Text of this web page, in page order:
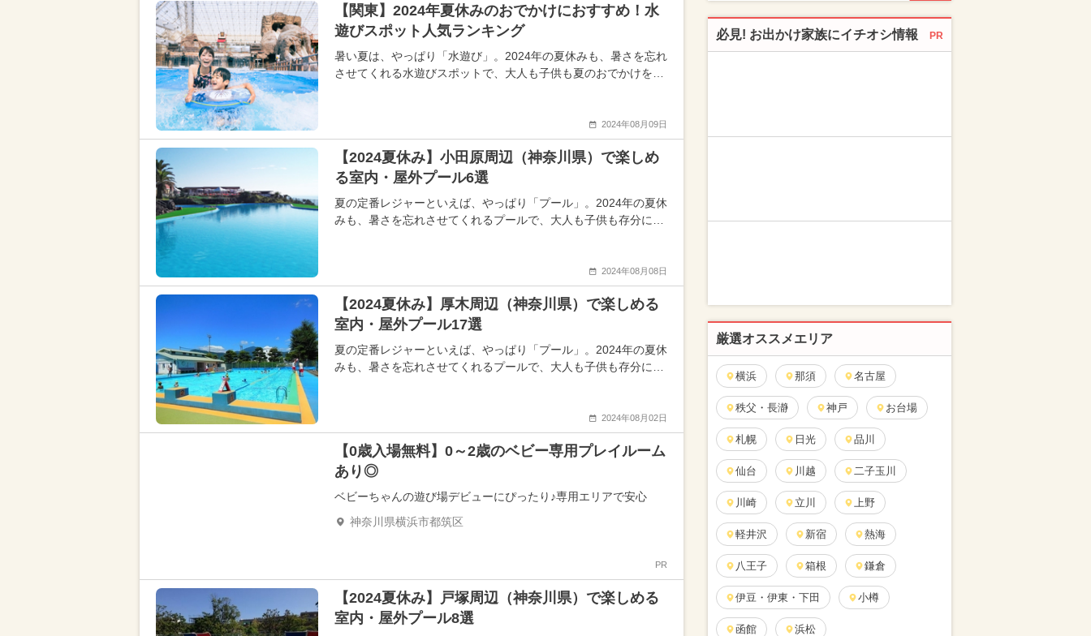
【関東】2024年夏休みのおでかけにおすすめ！水
遊びスポット人気ランキング
暑い夏は、やっぱり「水遊び」。2024年の夏休みも、暑さを忘れ
させてくれる水遊びスポットで、大人も子供も夏のおでかけを…
2024年08月09日
【2024夏休み】小田原周辺（神奈川県）で楽しめ
る室内・屋外プール6選
夏の定番レジャーといえば、やっぱり「プール」。2024年の夏休
みも、暑さを忘れさせてくれるプールで、大人も子供も存分に…
2024年08月08日
【2024夏休み】厚木周辺（神奈川県）で楽しめる
室内・屋外プール17選
夏の定番レジャーといえば、やっぱり「プール」。2024年の夏休
みも、暑さを忘れさせてくれるプールで、大人も子供も存分に…
2024年08月02日
【0歳入場無料】0～2歳のベビー専用プレイルーム
あり◎
ベビーちゃんの遊び場デビューにぴったり♪専用エリアで安心
神奈川県横浜市都筑区
PR
【2024夏休み】戸塚周辺（神奈川県）で楽しめる
室内・屋外プール8選
必見! お出かけ家族にイチオシ情報 PR
厳選オススメエリア
横浜 那須 名古屋
秩父・長瀞 神戸 お台場
札幌 日光 品川
仙台 川越 二子玉川
川崎 立川 上野
軽井沢 新宿 熱海
八王子 箱根 鎌倉
伊豆・伊東・下田 小樽
函館 浜松